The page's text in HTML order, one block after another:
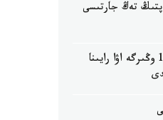
مەكتەپتىڭ تەڭ جارتىسى
نوسەر، بۇرشاق، داۋىل: 16 وڭىرگە اۋا رايىنا